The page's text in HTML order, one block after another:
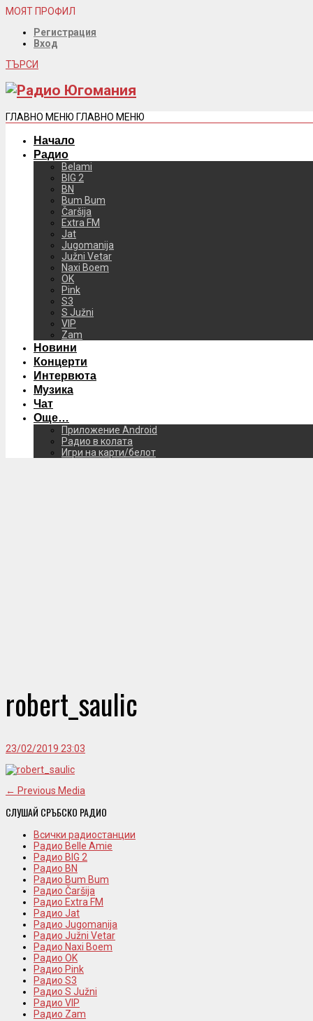
МОЯТ ПРОФИЛ
Регистрация
Вход
ТЪРСИ
ГЛАВНО МЕНЮ ГЛАВНО МЕНЮ
Начало
Радио
Belami
BIG 2
BN
Bum Bum
Čaršija
Extra FM
Jat
Jugomanija
Južni Vetar
Naxi Boem
OK
Pink
S3
S Južni
VIP
Zam
Новини
Концерти
Интервюта
Музика
Чат
Още…
Приложение Android
Радио в колата
Игри на карти/белот
robert_saulic
23/02/2019 23:03
← Previous Media
СЛУШАЙ СРЪБСКО РАДИО
Всички радиостанции
Радио Belle Amie
Радио BIG 2
Радио BN
Радио Bum Bum
Радио Čaršija
Радио Extra FM
Радио Jat
Радио Jugomanija
Радио Južni Vetar
Радио Naxi Boem
Радио OK
Радио Pink
Радио S3
Радио S Južni
Радио VIP
Радио Zam